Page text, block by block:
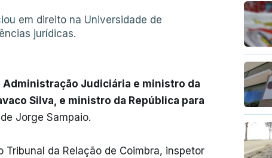
em direito na Universidade de
jurídicas.
Judiciária e ministro da
Silva, e ministro da República para
Jorge Sampaio.
Tribunal da Relação de Coimbra, inspetor